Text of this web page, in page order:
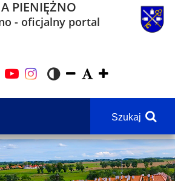
PIENIĘŻNO
- oficjalny portal
Szukaj